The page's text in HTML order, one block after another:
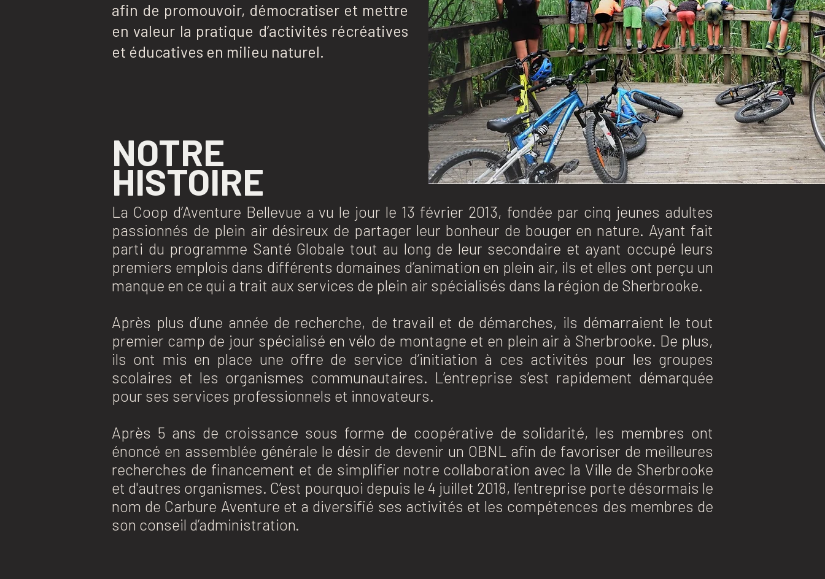
afin de promouvoir, démocratiser et mettre
en valeur la pratique d’activités récréatives
et éducatives en milieu naturel.
NOTRE
HISTOIRE
La Coop d’Aventure Bellevue a vu le jour le 13 février 2013, fondée par cinq jeunes adultes
passionnés de plein air désireux de partager leur bonheur de bouger en nature. Ayant fait
parti du programme Santé Globale tout au long de leur secondaire et ayant occupé leurs
premiers emplois dans différents domaines d’animation en plein air, ils et elles ont perçu un
manque en ce qui a trait aux services de plein air spécialisés dans la région de Sherbrooke.
Après plus d’une année de recherche, de travail et de démarches, ils démarraient le tout
premier camp de jour spécialisé en vélo de montagne et en plein air à Sherbrooke. De plus,
ils ont mis en place une offre de service d’initiation à ces activités pour les groupes
scolaires et les organismes communautaires. L’entreprise s’est rapidement démarquée
pour ses services professionnels et innovateurs.
Après 5 ans de croissance sous forme de coopérative de solidarité, les membres ont
énoncé en assemblée générale le désir de devenir un OBNL afin de favoriser de meilleures
recherches de financement et de simplifier notre collaboration avec la Ville de Sherbrooke
et d'autres organismes. C’est pourquoi depuis le 4 juillet 2018, l’entreprise porte désormais le
nom de Carbure Aventure et a diversifié ses activités et les compétences des membres de
son conseil d’administration.